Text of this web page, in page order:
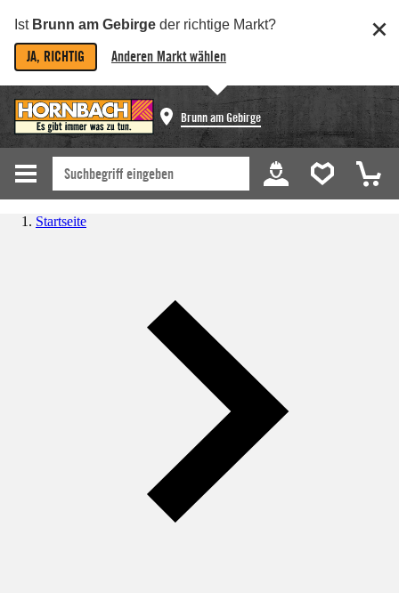
Ist Brunn am Gebirge der richtige Markt?
JA, RICHTIG Anderen Markt wählen
Brunn am Gebirge
Startseite